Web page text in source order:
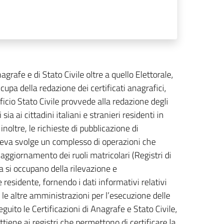
e di Stato Civile oltre a quello Elettorale,
della redazione dei certificati anagrafici,
Stato Civile provvede alla redazione degli
ai cittadini italiani e stranieri residenti in
le richieste di pubblicazione di
svolge un complesso di operazioni che
dei ruoli matricolari (Registri di
occupano della rilevazione e
residente, fornendo i dati informativi relativi
altre amministrazioni per l’esecuzione delle
le Certificazioni di Anagrafe e Stato Civile,